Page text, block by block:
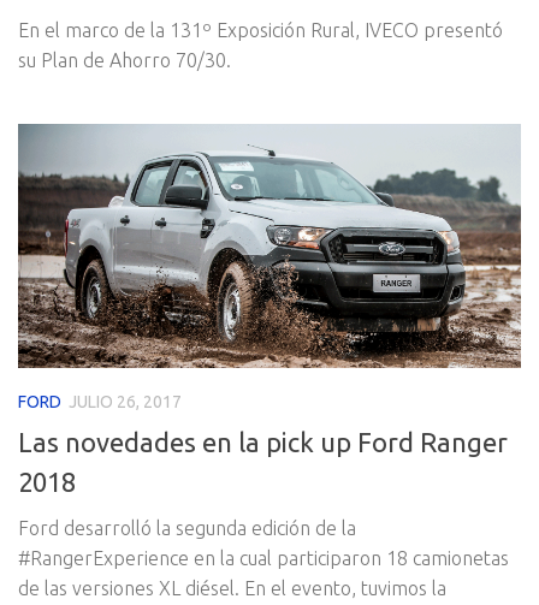
En el marco de la 131º Exposición Rural, IVECO presentó
su Plan de Ahorro 70/30.
FORD JULIO 26, 2017
Las novedades en la pick up Ford Ranger
2018
Ford desarrolló la segunda edición de la
#RangerExperience en la cual participaron 18 camionetas
de las versiones XL diésel. En el evento, tuvimos la